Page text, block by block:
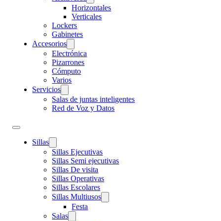
Horizontales
Verticales
Lockers
Gabinetes
Accesorios
Electrónica
Pizarrones
Cómputo
Varios
Servicios
Salas de juntas inteligentes
Red de Voz y Datos
Sillas
Sillas Ejecutivas
Sillas Semi ejecutivas
Sillas De visita
Sillas Operativas
Sillas Escolares
Sillas Multiusos
Festa
Salas